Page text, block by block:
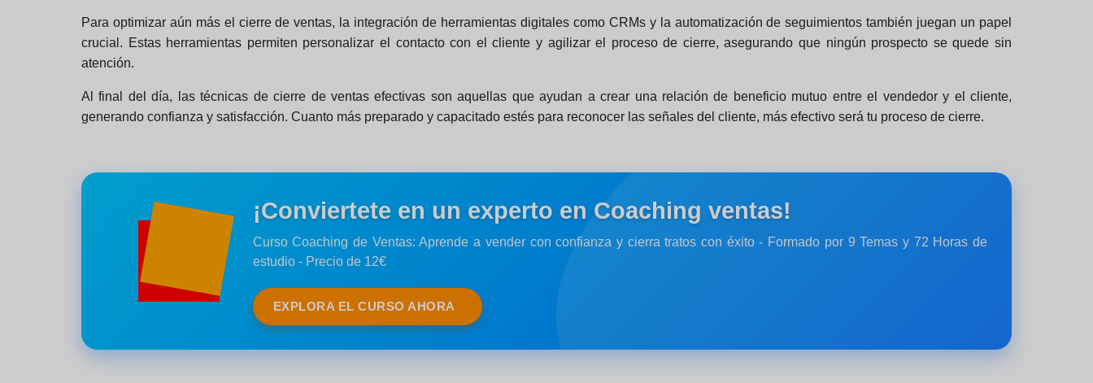
Para optimizar aún más el cierre de ventas, la integración de herramientas digitales como CRMs y la automatización de seguimientos también juegan un papel
crucial. Estas herramientas permiten personalizar el contacto con el cliente y agilizar el proceso de cierre, asegurando que ningún prospecto se quede sin
atención.
Al final del día, las técnicas de cierre de ventas efectivas son aquellas que ayudan a crear una relación de beneficio mutuo entre el vendedor y el cliente,
generando confianza y satisfacción. Cuanto más preparado y capacitado estés para reconocer las señales del cliente, más efectivo será tu proceso de cierre.
¡Conviertete en un experto en Coaching ventas!
Curso Coaching de Ventas: Aprende a vender con confianza y cierra tratos con éxito - Formado por 9 Temas y 72 Horas de
estudio - Precio de 12€
EXPLORA EL CURSO AHORA